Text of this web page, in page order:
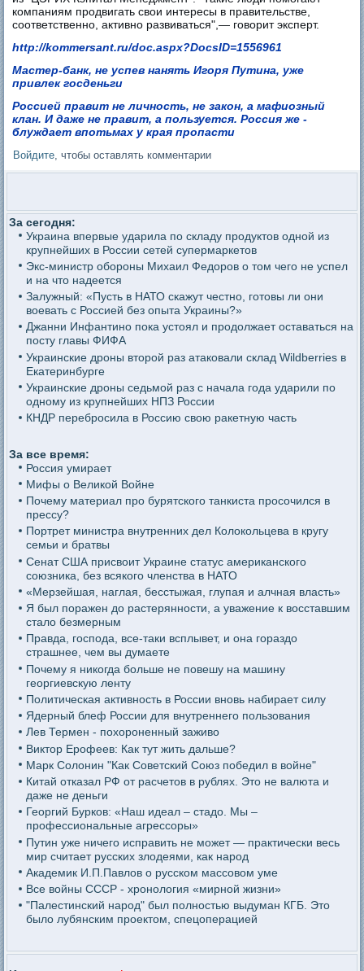
компаниям продвигать свои интересы в правительстве,
соответственно, активно развиваться",— говорит эксперт.
http://kommersant.ru/doc.aspx?DocsID=1556961
Мастер-банк, не успев нанять Игоря Путина, уже
привлек госденьги
Россией правит не личность, не закон, а мафиозный
клан. И даже не правит, а пользуется. Россия же -
блуждает впотьмах у края пропасти
Войдите , чтобы оставлять комментарии
За сегодня:
Украина впервые ударила по складу продуктов одной из
крупнейших в России сетей супермаркетов
Экс-министр обороны Михаил Федоров о том чего не успел
и на что надеется
Залужный: «Пусть в НАТО скажут честно, готовы ли они
воевать с Россией без опыта Украины?»
Джанни Инфантино пока устоял и продолжает оставаться на
посту главы ФИФА
Украинские дроны второй раз атаковали склад Wildberries в
Екатеринбурге
Украинские дроны седьмой раз с начала года ударили по
одному из крупнейших НПЗ России
КНДР перебросила в Россию свою ракетную часть
За все время:
Россия умирает
Мифы о Великой Войне
Почему материал про бурятского танкиста просочился в
прессу?
Портрет министра внутренних дел Колокольцева в кругу
семьи и братвы
Сенат США присвоит Украине статус американского
союзника, без всякого членства в НАТО
«Мерзейшая, наглая, бесстыжая, глупая и алчная власть»
Я был поражен до растерянности, а уважение к восставшим
стало безмерным
Правда, господа, все-таки всплывет, и она гораздо
страшнее, чем вы думаете
Почему я никогда больше не повешу на машину
георгиевскую ленту
Политическая активность в России вновь набирает силу
Ядерный блеф России для внутреннего пользования
Лев Термен - похороненный заживо
Виктор Ерофеев: Как тут жить дальше?
Марк Солонин "Как Советский Союз победил в войне"
Китай отказал РФ от расчетов в рублях. Это не валюта и
даже не деньги
Георгий Бурков: «Наш идеал – стадо. Мы –
профессиональные агрессоры»
Путин уже ничего исправить не может — практически весь
мир считает русских злодеями, как народ
Академик И.П.Павлов о русском массовом уме
Все войны СССР - хронология «мирной жизни»
"Палестинский народ" был полностью выдуман КГБ. Это
было лубянским проектом, спецоперацией